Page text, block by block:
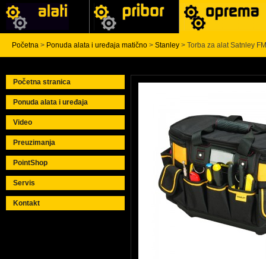
Početna > Ponuda alata i uređaja matično > Stanley > Torba za alat Satnley
Početna stranica
Ponuda alata i uređaja
Video
Preuzimanja
PointShop
Servis
Kontakt